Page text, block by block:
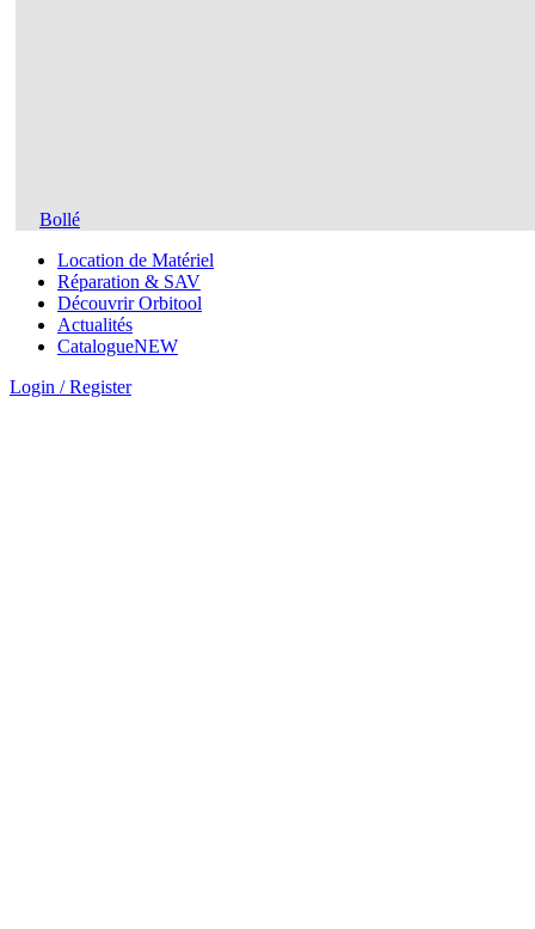
Bollé
Location de Matériel
Réparation & SAV
Découvrir Orbitool
Actualités
CatalogueNEW
Login / Register